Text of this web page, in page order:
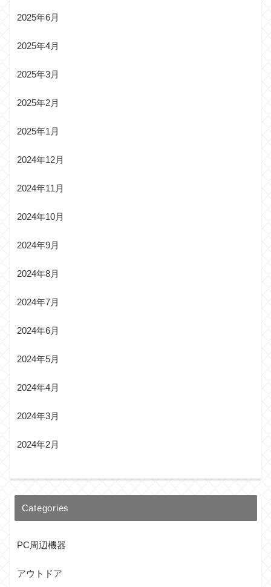
2025年6月
2025年4月
2025年3月
2025年2月
2025年1月
2024年12月
2024年11月
2024年10月
2024年9月
2024年8月
2024年7月
2024年6月
2024年5月
2024年4月
2024年3月
2024年2月
Categories
PC周辺機器
アウトドア